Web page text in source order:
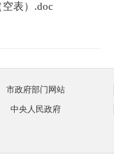
表）.doc
市政府部门网站
中央人民政府